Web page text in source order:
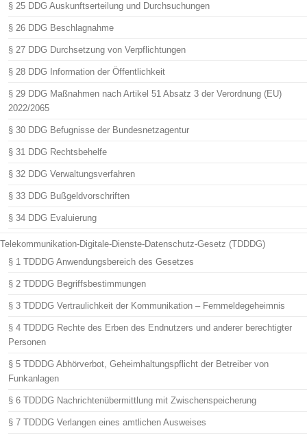
§ 25 DDG Auskunftserteilung und Durchsuchungen
§ 26 DDG Beschlagnahme
§ 27 DDG Durchsetzung von Verpflichtungen
§ 28 DDG Information der Öffentlichkeit
§ 29 DDG Maßnahmen nach Artikel 51 Absatz 3 der Verordnung (EU)
2022/2065
§ 30 DDG Befugnisse der Bundesnetzagentur
§ 31 DDG Rechtsbehelfe
§ 32 DDG Verwaltungsverfahren
§ 33 DDG Bußgeldvorschriften
§ 34 DDG Evaluierung
Telekommunikation-Digitale-Dienste-Datenschutz-Gesetz (TDDDG)
§ 1 TDDDG Anwendungsbereich des Gesetzes
§ 2 TDDDG Begriffsbestimmungen
§ 3 TDDDG Vertraulichkeit der Kommunikation – Fernmeldegeheimnis
§ 4 TDDDG Rechte des Erben des Endnutzers und anderer berechtigter
Personen
§ 5 TDDDG Abhörverbot, Geheimhaltungspflicht der Betreiber von
Funkanlagen
§ 6 TDDDG Nachrichtenübermittlung mit Zwischenspeicherung
§ 7 TDDDG Verlangen eines amtlichen Ausweises